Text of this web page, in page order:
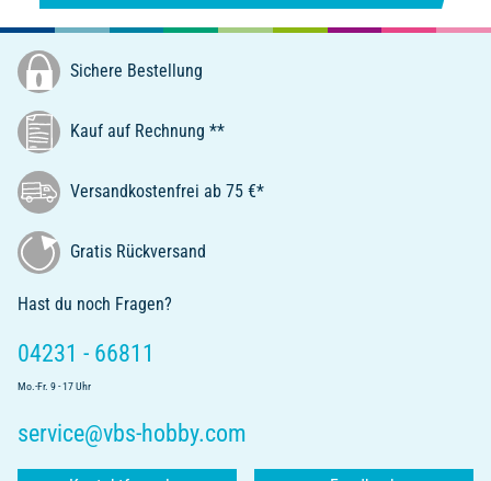
Sichere Bestellung
Kauf auf Rechnung **
Versandkostenfrei ab 75 €*
Gratis Rückversand
Hast du noch Fragen?
04231 - 66811
Mo.-Fr. 9 - 17 Uhr
service@vbs-hobby.com